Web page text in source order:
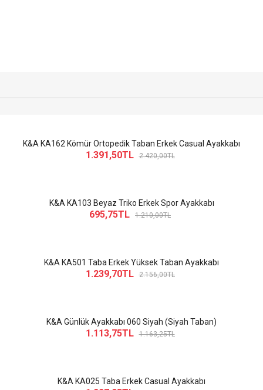
K&A KA162 Kömür Ortopedik Taban Erkek Casual Ayakkabı
1.391,50TL 2.420,00TL
K&A KA103 Beyaz Triko Erkek Spor Ayakkabı
695,75TL 1.210,00TL
K&A KA501 Taba Erkek Yüksek Taban Ayakkabı
1.239,70TL 2.156,00TL
K&A Günlük Ayakkabı 060 Siyah (Siyah Taban)
1.113,75TL 1.163,25TL
K&A KA025 Taba Erkek Casual Ayakkabı